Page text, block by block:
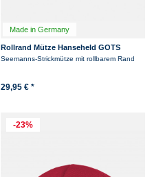
Made in Germany
Rollrand Mütze Hanseheld GOTS
Schurwolle Strickmütze kurz - Marine
Seemanns-Strickmütze mit rollbarem Rand
29,95 € *
-23%